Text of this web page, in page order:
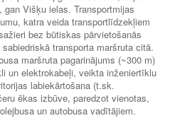
Višķu ielas. Transportmijas
katra veida transportlīdzekļiem
bez būtiskas pārvietošanās
transporta maršruta citā.
maršruta pagarinājums (~300 m)
un elektrokabeļi, veikta inženiertīklu
labiekārtošana (t.sk.
ēkas izbūve, paredzot vienotas,
un autobusa vadītājiem.